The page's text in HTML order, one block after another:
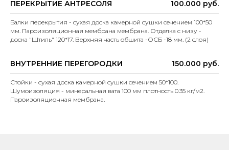
ПЕРЕКРЫТИЕ АНТРЕСОЛЯ 100.000 руб.
Балки перекрытия - сухая доска камерной сушки сечением 100*50
мм. Пароизоляционная мембрана мембрана. Отделка с низу -
доска "Штиль" 120*17. Верхняя часть обшита -ОСБ -18 мм. (2 слоя)
ВНУТРЕННИЕ ПЕРЕГОРОДКИ 150.000 руб.
Стойки - сухая доска камерной сушки сечением 50*100.
Шумоизоляция - минеральная вата 100 мм плотность 0.35 кг/м2.
Пароизоляционная мембрана.